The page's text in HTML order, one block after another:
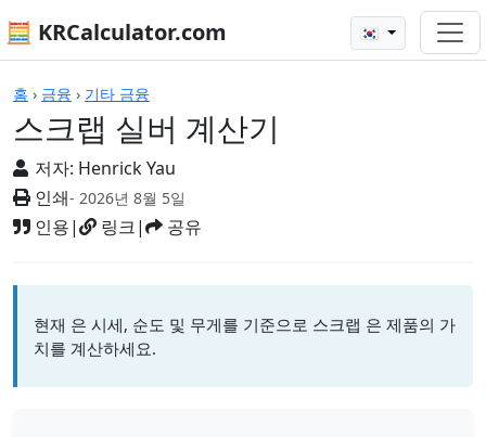
🧮 KRCalculator.com 🇰🇷
홈 › 금융 › 기타 금융
스크랩 실버 계산기
저자: Henrick Yau
인쇄- 2026년 8월 5일
인용| 링크| 공유
계산기
현재 은 시세, 순도 및 무게를 기준으로 스크랩 은 제품의 가
치를 계산하세요.